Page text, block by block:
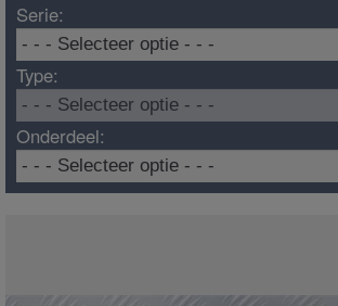
Serie:
Type:
Onderdeel: